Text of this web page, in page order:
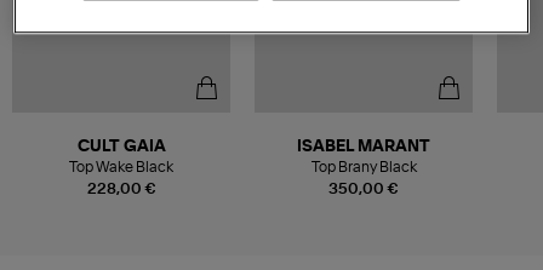
228,00 €
CULT GAIA
Top Wake Black
350,00 €
ISABEL MARANT
Top Brany Black